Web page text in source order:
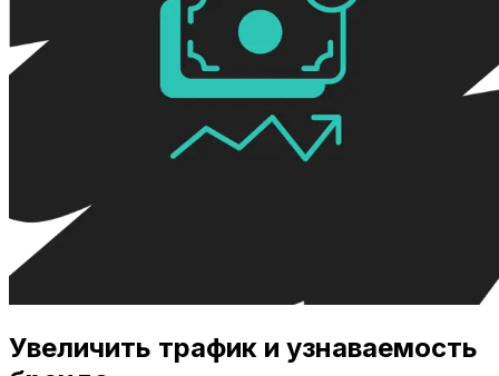
Увеличить трафик и узнаваемость